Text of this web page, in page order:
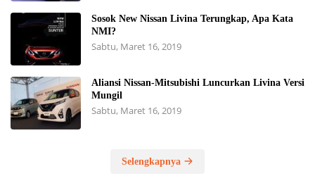
Sosok New Nissan Livina Terungkap, Apa Kata
NMI?
Sabtu, Maret 16, 2019
Aliansi Nissan-Mitsubishi Luncurkan Livina Versi
Mungil
Sabtu, Maret 16, 2019
Selengkapnya